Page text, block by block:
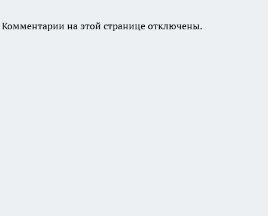
Комментарии на этой странице отключены.